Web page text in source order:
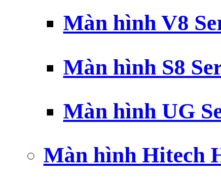
Màn hình V8
Màn hình S8
Màn hình UG
Màn hình Hitech